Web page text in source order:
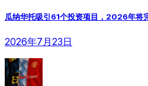
瓜纳华托吸引61个投资项目，2026年将
2026年7月23日